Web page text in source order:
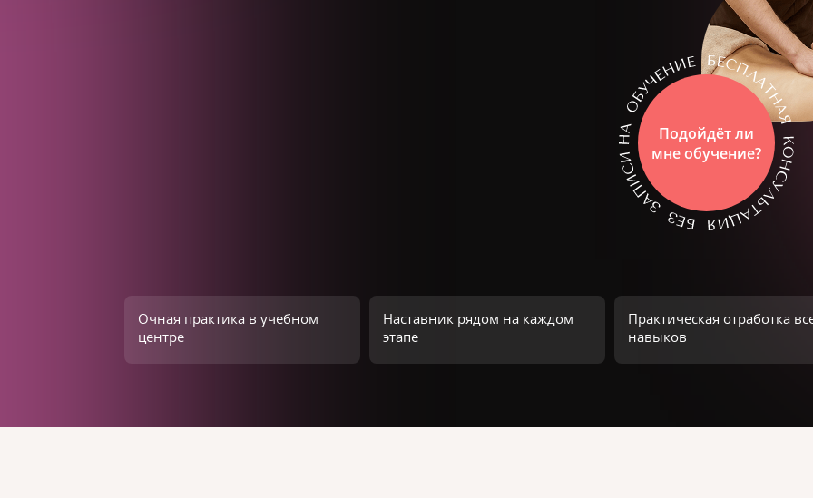
Подойдёт ли
мне обучение?
Очная практика в учебном
центре
Наставник рядом на каждом
этапе
Практическая отработка
навыков